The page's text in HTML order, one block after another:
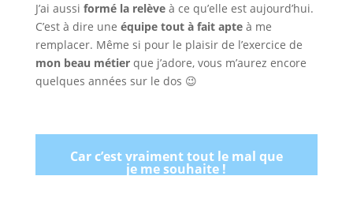
J’ai aussi formé la relèveà ce qu’elle est aujourd’hui.
C’est à dire une équipe tout à fait apteà me
remplacer. Même si pour le plaisir de l’exercice de
mon beau métierque j’adore, vous m’aurez encore
quelques années sur le dos 😉
Car c’est vraiment tout le mal que
je me souhaite !